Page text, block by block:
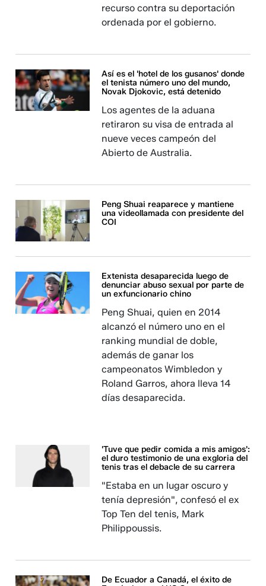
recurso contra su deportación
ordenada por el gobierno.
Así es el 'hotel de los gusanos' donde
el tenista número uno del mundo,
Novak Djokovic, está detenido
Los agentes de la aduana
retiraron su visa de entrada al
nueve veces campeón del
Abierto de Australia.
Peng Shuai reaparece y mantiene
una videollamada con presidente del
COI
Extenista desaparecida luego de
denunciar abuso sexual por parte de
un exfuncionario chino
Peng Shuai, quien en 2014
alcanzó el número uno en el
ranking mundial de doble,
además de ganar los
campeonatos Wimbledon y
Roland Garros, ahora lleva 14
días desaparecida.
'Tuve que pedir comida a mis amigos':
el duro testimonio de una exgloria del
tenis tras el debacle de su carrera
"Estaba en un lugar oscuro y
tenía depresión", confesó el ex
Top Ten del tenis, Mark
Philippoussis.
De Ecuador a Canadá, el éxito de